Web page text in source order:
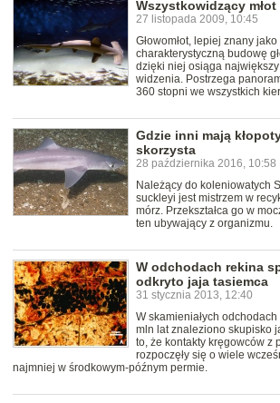
Wszystkowidzący młot
27 listopada 2009, 10:45
Głowomłot, lepiej znany
charakterystyczną budowę
dzięki niej osiąga
widzenia. Postrzega
360 stopni we wszystkich
Gdzie inni mają
skorzysta
28 października 2016, 10:58
Należący do koleniowatych
suckleyi jest mistrzem w
mórz. Przekształca go w
ten ubywający z organizmu.
W odchodach rekina
odkryto jaja tasiemca
31 stycznia 2013, 12:40
W skamieniałych
mln lat znaleziono skupisko
to, że kontakty kręgowców z
rozpoczęły się o wiele
najmniej w środkowym-późnym permie.